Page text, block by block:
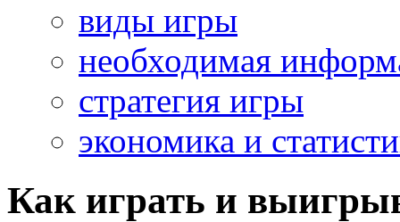
виды игры
необходимая
стратегия игры
экономика и
Как играть и